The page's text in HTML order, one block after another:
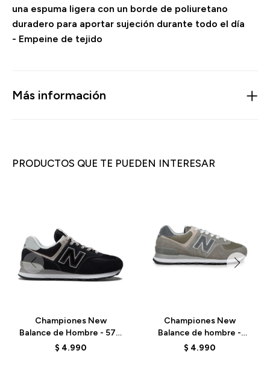
una espuma ligera con un borde de poliuretano
duradero para aportar sujeción durante todo el día
- Empeine de tejido
Más información
PRODUCTOS QUE TE PUEDEN INTERESAR
Championes New
Balance de Hombre - 574
- ML574EVB - BLACK
$ 4.990
Championes New
Balance de hombre -
ML574BBR - GREY
$ 4.990